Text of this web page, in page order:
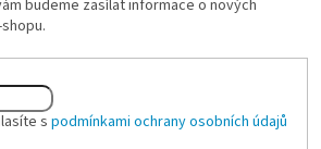
budeme zasílat informace o nových
s podmínkami ochrany osobních údajů